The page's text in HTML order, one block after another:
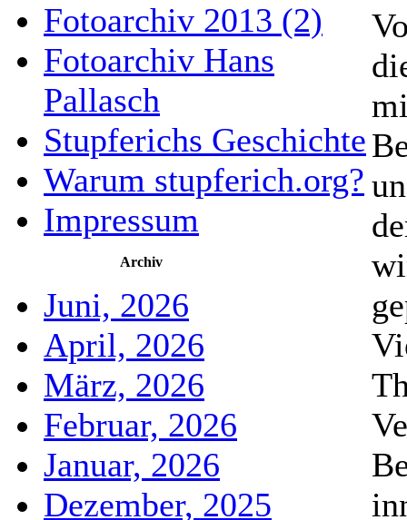
Fotoarchiv 2013 (2)
Fotoarchiv Hans
Pallasch
Stupferichs Geschichte
Warum stupferich.org?
Impressum
Archiv
Juni, 2026
April, 2026
März, 2026
Februar, 2026
Januar, 2026
Dezember, 2025